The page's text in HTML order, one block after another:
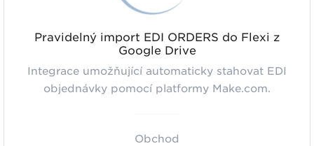
Pravidelný import EDI ORDERS do Flexi z
Google Drive
Integrace umožňující automaticky stahovat EDI
objednávky pomocí platformy Make.com.
Obchod